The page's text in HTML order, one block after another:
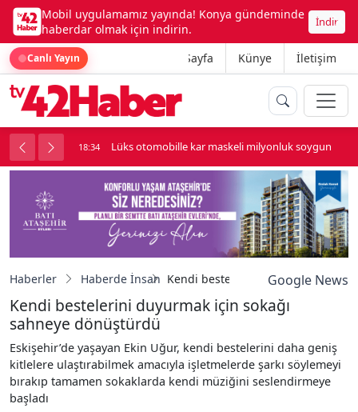
Mobil uygulamamız yayında! Konya gündeminde
haberdar olmak için indirin.
İndir
Canlı Yayın Ana Sayfa Künye İletişim
kavga çıktı 18:34 Lüks otomobille kar maskeli milyonluk soygun
Haberler Haberde İnsan Kendi bestelerini duyurmak için
Google News
Kendi bestelerini duyurmak için sokağı
sahneye dönüştürdü
Eskişehir’de yaşayan Ekin Uğur, kendi bestelerini daha geniş
kitlelere ulaştırabilmek amacıyla işletmelerde şarkı söylemeyi
bırakıp tamamen sokaklarda kendi müziğini seslendirmeye
başladı